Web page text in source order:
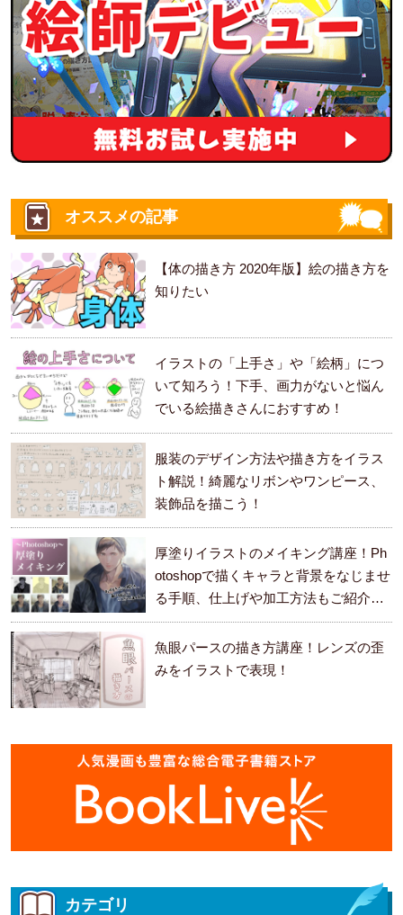
オススメの記事
【体の描き方 2020年版】絵の描き方を
知りたい
イラストの「上手さ」や「絵柄」につ
いて知ろう！下手、画力がないと悩ん
でいる絵描きさんにおすすめ！
服装のデザイン方法や描き方をイラス
ト解説！綺麗なリボンやワンピース、
装飾品を描こう！
厚塗りイラストのメイキング講座！Ph
otoshopで描くキャラと背景をなじませ
る手順、仕上げや加工方法もご紹介し
ます。
魚眼パースの描き方講座！レンズの歪
みをイラストで表現！
カテゴリ